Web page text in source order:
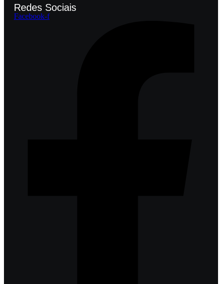
Redes Sociais
Facebook-f